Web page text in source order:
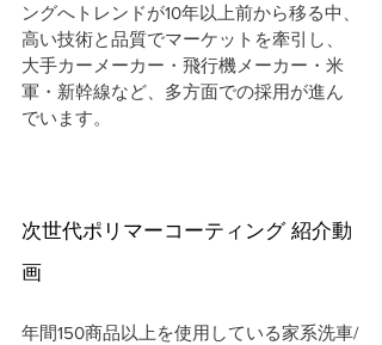
ングへトレンドが10年以上前から移る中、
高い技術と品質でマーケットを牽引し、
大手カーメーカー・飛行機メーカー・米
軍・新幹線など、多方面での採用が進ん
でいます。
次世代ポリマーコーティング 紹介動
画
年間150商品以上を使用している家系洗車/